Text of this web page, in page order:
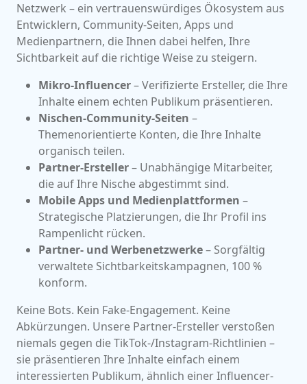
Netzwerk – ein vertrauenswürdiges Ökosystem aus
Entwicklern, Community-Seiten, Apps und
Medienpartnern, die Ihnen dabei helfen, Ihre
Sichtbarkeit auf die richtige Weise zu steigern.
Mikro-Influencer– Verifizierte Ersteller, die Ihre
Inhalte einem echten Publikum präsentieren.
Nischen-Community-Seiten –
Themenorientierte Konten, die Ihre Inhalte
organisch teilen.
Partner-Ersteller– Unabhängige Mitarbeiter,
die auf Ihre Nische abgestimmt sind.
Mobile Apps und Medienplattformen –
Strategische Platzierungen, die Ihr Profil ins
Rampenlicht rücken.
Partner- und Werbenetzwerke– Sorgfältig
verwaltete Sichtbarkeitskampagnen, 100 %
konform.
Keine Bots. Kein Fake-Engagement. Keine
Abkürzungen. Unsere Partner-Ersteller verstoßen
niemals gegen die TikTok-/Instagram-Richtlinien –
sie präsentieren Ihre Inhalte einfach einem
interessierten Publikum, ähnlich einer Influencer-